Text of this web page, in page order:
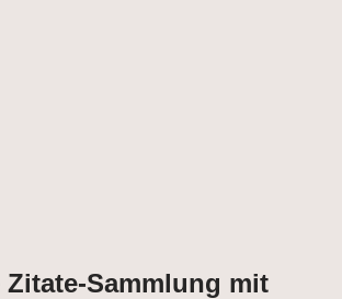
Zitate-Sammlung mit